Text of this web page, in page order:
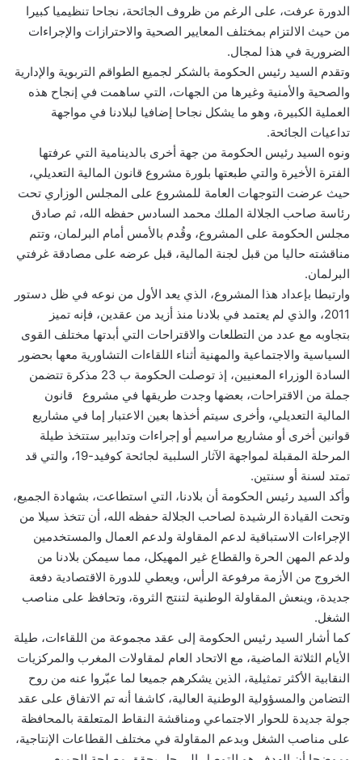
الدورة عرفت، على الرغم من ظروف الجائحة، نجاحا تنظيميا كبيرا
من حيث الالتزام بمختلف المعايير الصحية والاحترازات والإجراءات
الضرورية في هذا لمجال.
وتقدم السيد رئيس الحكومة بالشكر لجميع الطواقم التربوية والإدارية
والصحية والأمنية وغيرها من الجهات، التي ساهمت في إنجاح هذه
العملية الكبيرة، وهو ما يشكل نجاحا إضافيا لبلادنا في مواجهة
تداعيات الجائحة.
ونوه السيد رئيس الحكومة من جهة أخرى بالدينامية التي عرفتها
الفترة الأخيرة والتي طبعتها بلورة مشروع قانون المالية التعديلي،
حيث عرضت التوجهات العامة للمشروع على المجلس الوزاري تحت
رئاسة صاحب الجلالة الملك محمد السادس حفظه الله، ثم صادق
مجلس الحكومة على المشروع، وقُدم بالأمس أمام البرلمان، وتتم
مناقشته حاليا من قبل لجنة المالية، قبل عرضه على مصادقة غرفتي
البرلمان.
وارتبطا بإعداد هذا المشروع، الذي يعد الأول من نوعه في ظل دستور
2011، والذي لم يعتمد في بلادنا منذ أزيد من عقدين، فإنه تميز
بتجاوبه مع عدد من التطلعات والاقتراحات التي أبدتها مختلف القوى
السياسية والاجتماعية والمهنية أثناء اللقاءات التشاورية معها بحضور
السادة الوزراء المعنيين، إذ توصلت الحكومة ب 23 مذكرة تتضمن
جملة من الاقتراحات، بعضها وجدت طريقها في مشروع قانون
المالية التعديلي، وأخرى سيتم أخذها بعين الاعتبار إما في مشاريع
قوانين أخرى أو مشاريع مراسيم أو إجراءات وتدابير ستتخذ طيلة
المرحلة المقبلة لمواجهة الآثار السلبية لجائحة كوفيد-19، والتي قد
تمتد لسنة أو سنتين.
وأكد السيد رئيس الحكومة أن بلادنا، التي استطاعت، بشهادة الجميع،
وتحت القيادة الرشيدة لصاحب الجلالة حفظه الله، أن تتخذ سيلا من
الإجراءات الاستباقية لدعم المقاولة ولدعم العمال والمستخدمين
ولدعم المهن الحرة والقطاع غير المهيكل، مما سيمكن بلادنا من
الخروج من الأزمة مرفوعة الرأس، ويعطي للدورة الاقتصادية دفعة
جديدة، وينعش المقاولة الوطنية لتنتج الثروة، وتحافظ على مناصب
الشغل.
كما أشار السيد رئيس الحكومة إلى عقد مجموعة من اللقاءات، طيلة
الأيام الثلاثة الماضية، مع الاتحاد العام لمقاولات المغرب والمركزيات
النقابية الأكثر تمثيلية، الذين يشكرهم جميعا لما عبّروا عنه من روح
التضامن والمسؤولية الوطنية العالية، كاشفا أنه تم الاتفاق على عقد
جولة جديدة للحوار الاجتماعي ومناقشة النقاط المتعلقة بالمحافظة
على مناصب الشغل وبدعم المقاولة في مختلف القطاعات الإنتاجية،